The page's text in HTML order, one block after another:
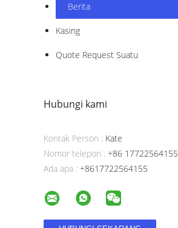
Berita
Kasing
Quote Request Suatu
Hubungi kami
Kontak Person : Kate
Nomor telepon : +86 17722564155
Ada apa : +8617722564155